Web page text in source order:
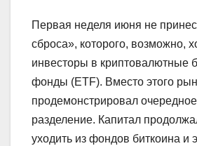
Первая неделя июня не
сброса», которого, возможно,
инвесторы в криптовалютные
фонды (ETF). Вместо этого
продемонстрировал
разделение. Капитал
уходить из фондов биткоина и